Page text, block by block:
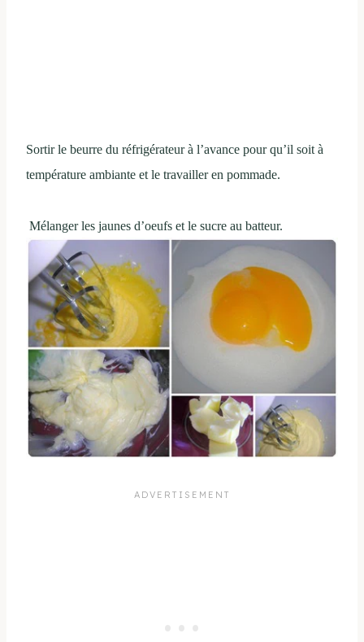
Sortir le beurre du réfrigérateur à l’avance pour qu’il soit à
température ambiante et le travailler en pommade.
Mélanger les jaunes d’oeufs et le sucre au batteur.